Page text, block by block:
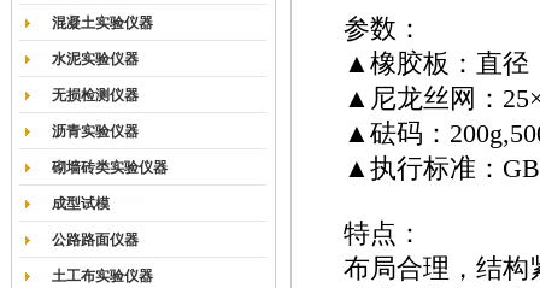
混凝土实验仪器
水泥实验仪器
无损检测仪器
沥青实验仪器
砌墙砖类实验仪器
成型试模
公路路面仪器
土工布实验仪器
参数：
▲橡胶板：直径
▲尼龙丝网：
▲砝码：
▲执行标准：
特点：
布局合理，结构